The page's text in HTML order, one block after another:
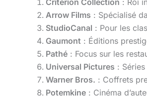
Arrow Films : Spécialisé
StudioCanal : Pour les
Gaumont : Éditions
Pathé : Focus sur les
Universal Pictures :
Warner Bros. : Coffrets
Potemkine : Cinéma